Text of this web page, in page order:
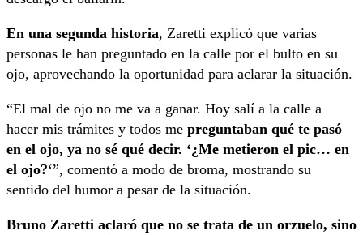
En una segunda historia, Zaretti explicó que varias
personas le han preguntado en la calle por el bulto en su
ojo, aprovechando la oportunidad para aclarar la situación.
“El mal de ojo no me va a ganar. Hoy salí a la calle a
hacer mis trámites y todos me preguntaban qué te pasó
en el ojo, ya no sé qué decir. ‘¿Me metieron el pic… en
el ojo?‘”, comentó a modo de broma, mostrando su
sentido del humor a pesar de la situación.
Bruno Zaretti aclaró que no se trata de un orzuelo, sino